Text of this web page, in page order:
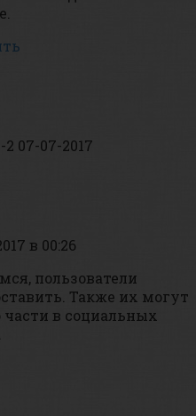
07-07-2017
в 00:26
пользователи
Также их могут
в социальных